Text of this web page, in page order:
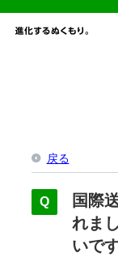
戻る
国際
れま
いで